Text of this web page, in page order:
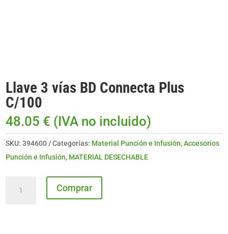
Llave 3 vías BD Connecta Plus
C/100
48.05 € (IVA no incluido)
SKU: 394600 Categorías: Material Punción e Infusión,Accesorios
Punción e Infusión, MATERIAL DESECHABLE
Comprar